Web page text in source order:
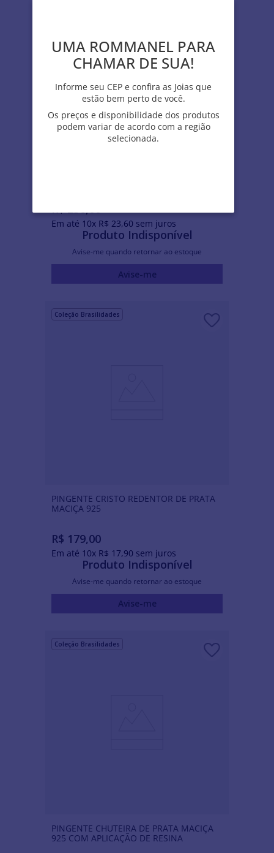
R$ 236,00
Em até 10x R$ 23,60 sem juros
Produto Indisponível
Avise-me quando retornar ao estoque
Avise-me
Coleção Brasilidades
PINGENTE CRISTO REDENTOR DE PRATA
MACIÇA 925
R$ 179,00
Em até 10x R$ 17,90 sem juros
Produto Indisponível
Avise-me quando retornar ao estoque
Avise-me
Coleção Brasilidades
PINGENTE CHUTEIRA DE PRATA MACIÇA
925 COM APLICAÇÃO DE RESINA
UMA ROMMANEL PARA
CHAMAR DE SUA!
Informe seu CEP e confira as Joias que
estão bem perto de você.
Os preços e disponibilidade dos produtos
podem variar de acordo com a região
selecionada.
UMA ROMMANEL PARA
CHAMAR DE SUA!
Informe seu CEP e confira as Joias que
estão bem perto de você.
Os preços e disponibilidade dos produtos
podem variar de acordo com a região
selecionada.